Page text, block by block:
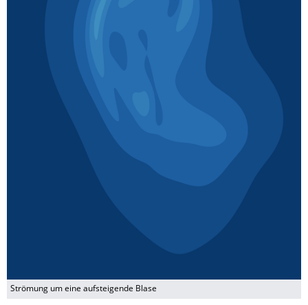
Strömung um eine aufsteigende Blase